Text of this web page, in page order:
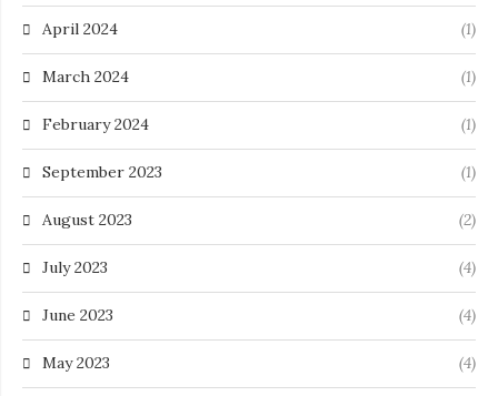
April 2024 (1)
March 2024 (1)
February 2024 (1)
September 2023 (1)
August 2023 (2)
July 2023 (4)
June 2023 (4)
May 2023 (4)